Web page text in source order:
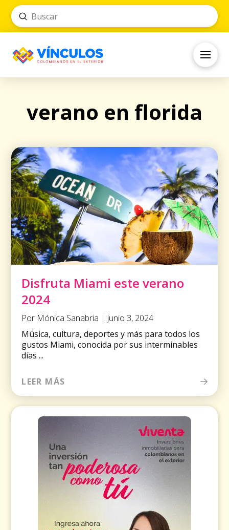
Search
Submit
verano en florida
Disfruta Miami este verano
2024
Por Mónica Sanabria | junio 3, 2024
Música, cultura, deportes y más para todos los
gustos Miami, conocida por sus interminables
días ...
LEER MÁS